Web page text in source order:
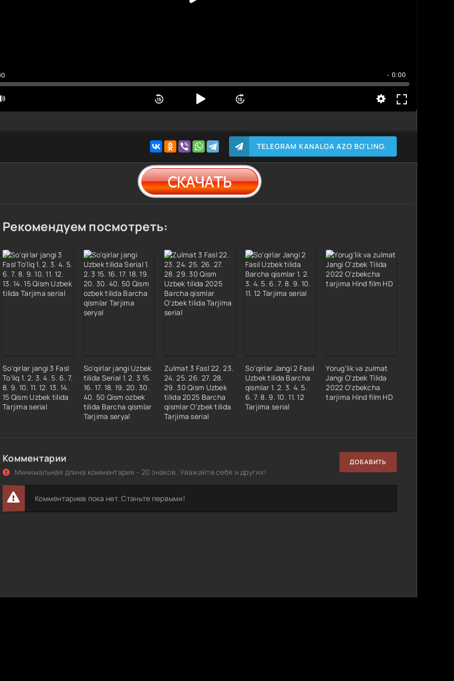
- 0:00
TELEGRAM KANALGA AZO BO'LING.
Рекомендуем посмотреть:
So'qirlar jangi 3 Fasl
To'liq 1. 2. 3. 4. 5. 6. 7.
8. 9. 10. 11. 12. 13. 14.
15 Qism Uzbek tilida
Tarjima serial
So'qirlar jangi Uzbek
tilida Serial 1. 2. 3 15.
16. 17. 18. 19. 20. 30.
40. 50 Qism ozbek
tilida Barcha qismlar
Tarjima seryal
Zulmat 3 Fasl 22. 23.
24. 25. 26. 27. 28.
29. 30 Qism Uzbek
tilida 2025 Barcha
qismlar O'zbek tilida
Tarjima serial
So'qirlar Jangi 2 Fasil
Uzbek tilida Barcha
qismlar 1. 2. 3. 4. 5.
6. 7. 8. 9. 10. 11. 12
Tarjima serial
Yorug'lik va zulmat
Jangi O'zbek Tilida
2022 O'zbekcha
tarjima Hind film HD
Комментарии
Минимальная длина комментария - 20 знаков. Уважайте себя и других!
ДОБАВИТЬ
Комментариев пока нет. Станьте первыми!